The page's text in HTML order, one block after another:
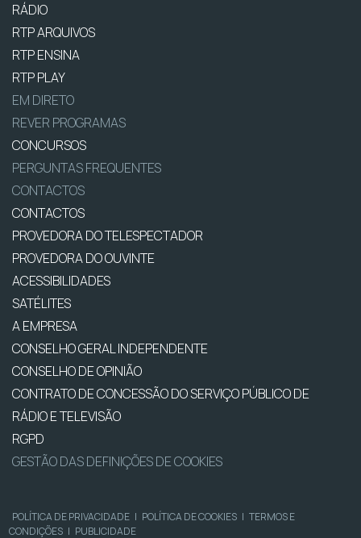
RÁDIO
RTP ARQUIVOS
RTP ENSINA
RTP PLAY
EM DIRETO
REVER PROGRAMAS
CONCURSOS
PERGUNTAS FREQUENTES
CONTACTOS
CONTACTOS
PROVEDORA DO TELESPECTADOR
PROVEDORA DO OUVINTE
ACESSIBILIDADES
SATÉLITES
A EMPRESA
CONSELHO GERAL INDEPENDENTE
CONSELHO DE OPINIÃO
CONTRATO DE CONCESSÃO DO SERVIÇO PÚBLICO DE
RÁDIO E TELEVISÃO
RGPD
GESTÃO DAS DEFINIÇÕES DE COOKIES
POLÍTICA DE PRIVACIDADE | POLÍTICA DE COOKIES | TERMOS E
CONDIÇÕES | PUBLICIDADE